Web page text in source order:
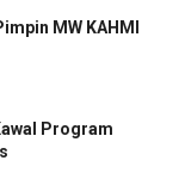
MW KAHMI
Program